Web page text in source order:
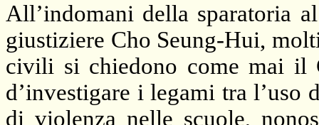
All’indomani della sparatoria
giustiziere Cho Seung-Hui,
civili si chiedono come mai il
d’investigare i legami tra l’uso
di violenza nelle scuole,